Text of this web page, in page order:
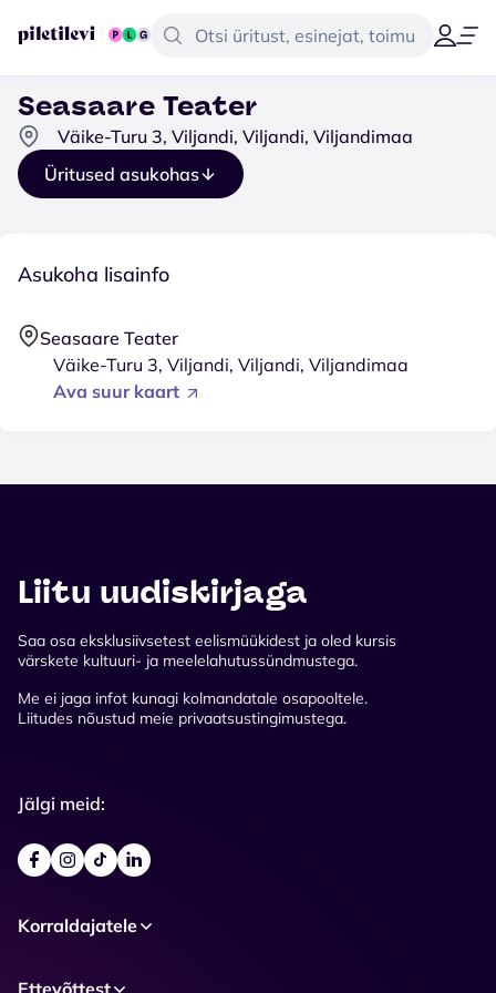
Seasaare Teater
Väike-Turu 3, Viljandi, Viljandi, Viljandimaa
Üritused asukohas
Asukoha lisainfo
Seasaare Teater
Väike-Turu 3, Viljandi, Viljandi, Viljandimaa
Ava suur kaart
Liitu uudiskirjaga
Saa osa eksklusiivsetest eelismüükidest ja oled kursis
värskete kultuuri- ja meelelahutussündmustega.
Me ei jaga infot kunagi kolmandatale osapooltele.
Liitudes nõustud meie privaatsustingimustega.
Jälgi meid:
Korraldajatele
Ettevõttest